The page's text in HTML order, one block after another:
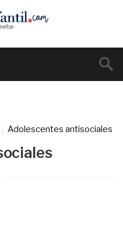
Adolescentes antisociales